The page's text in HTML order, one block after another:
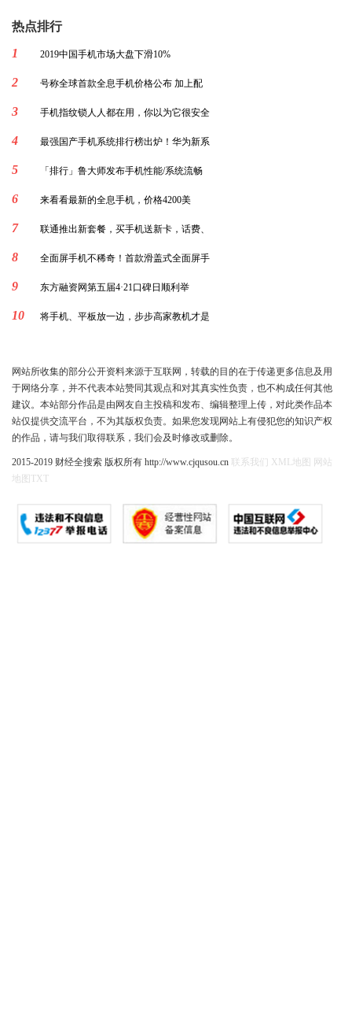
热点排行
1
2019中国手机市场大盘下滑10%
2 号称全球首款全息手机价格公布 加上配
3 手机指纹锁人人都在用，你以为它很安全
4 最强国产手机系统排行榜出炉！华为新系
5 「排行」鲁大师发布手机性能/系统流畅
6 来看看最新的全息手机，价格4200美
7 联通推出新套餐，买手机送新卡，话费、
8 全面屏手机不稀奇！首款滑盖式全面屏手
9 东方融资网第五届4·21口碑日顺利举
10 将手机、平板放一边，步步高家教机才是
网站所收集的部分公开资料来源于互联网，转载的目的在于传递更多信息及用
于网络分享，并不代表本站赞同其观点和对其真实性负责，也不构成任何其他
建议。本站部分作品是由网友自主投稿和发布、编辑整理上传，对此类作品本
站仅提供交流平台，不为其版权负责。如果您发现网站上有侵犯您的知识产权
的作品，请与我们取得联系，我们会及时修改或删除。
2015-2019 财经全搜索 版权所有 http://www.cjqusou.cn 联系我们 XML地图
网站
地图
TXT